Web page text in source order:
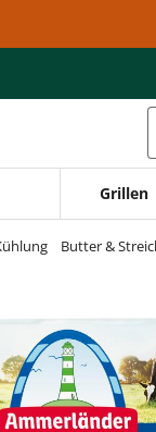
Grillen
Butter &